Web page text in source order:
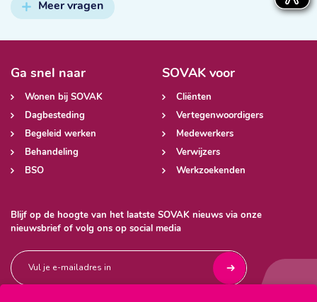
Meer vragen
Blijf op de hoogte van het laatste SOVAK nieuws via onze
nieuwsbrief of volg ons op social media
Ga snel naar
Wonen bij SOVAK
Dagbesteding
Begeleid werken
Behandeling
BSO
SOVAK voor
Cliënten
Vertegenwoordigers
Medewerkers
Verwijzers
Werkzoekenden